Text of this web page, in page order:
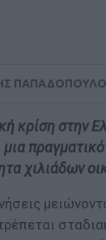
κρίση στην
μια
χιλιάδων